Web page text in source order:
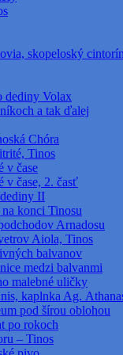
skopeloský cintorín
dediny Volax
a tak ďalej
Chóra
Tinos
v čase
v čase, 2. časť
II
konci Tinosu
Arnadosu
Aiola, Tinos
balvanov
medzi balvanmi
malebné uličky
kaplnka Ag.
pod šírou oblohou
po rokoch
– Tinos